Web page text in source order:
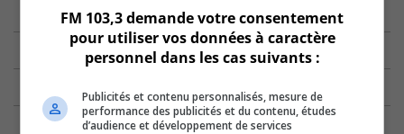
FM 103,3 demande votre consentement
pour utiliser vos données à caractère
personnel dans les cas suivants :
Publicités et contenu personnalisés, mesure de
performance des publicités et du contenu, études
d’audience et développement de services